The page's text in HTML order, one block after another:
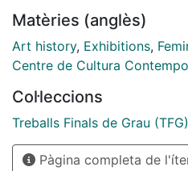
en su mayoría la institución
personalidades del ámbito
Un segundo objetivo que
institución sobre el tema. El
feminismos en plural, y nos
descubrir por qué utilizan el
movimiento feminista. Sobre
Matèries (anglès)
Art history, Exhibitions,
Centre de Cultura
Col·leccions
Treballs Finals de Grau
Pàgina completa de